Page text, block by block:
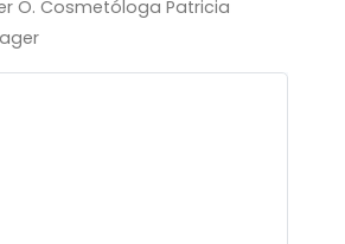
O. Cosmetóloga Patricia